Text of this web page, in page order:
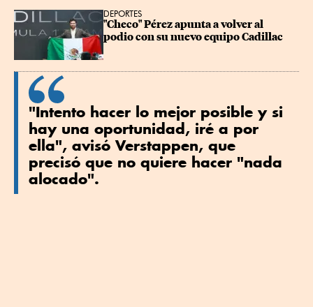
DEPORTES
"Checo" Pérez apunta a volver al
podio con su nuevo equipo Cadillac
"Intento hacer lo mejor posible y si
hay una oportunidad, iré a por
ella", avisó Verstappen, que
precisó que no quiere hacer "nada
alocado".